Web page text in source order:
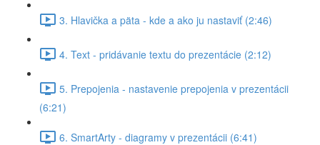
3. Hlavička a päta - kde a ako ju nastaviť (2:46)
4. Text - pridávanie textu do prezentácie (2:12)
5. Prepojenia - nastavenie prepojenia v prezentácii
(6:21)
6. SmartArty - diagramy v prezentácii (6:41)